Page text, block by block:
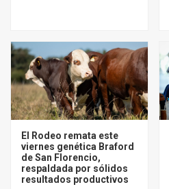
El Rodeo remata este
viernes genética Braford
de San Florencio,
respaldada por sólidos
resultados productivos